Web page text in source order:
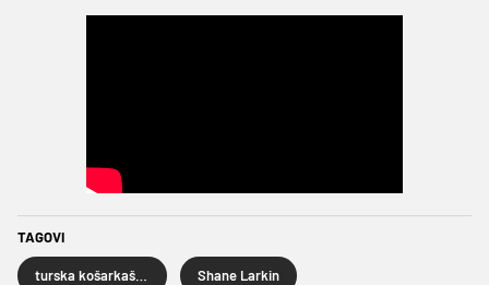
TAGOVI
Shane Larkin